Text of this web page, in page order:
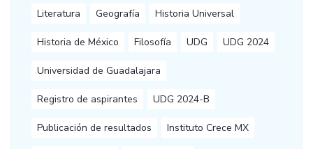
Literatura Geografía Historia Universal
Historia de México Filosofía UDG UDG 2024
Universidad de Guadalajara
Registro de aspirantes UDG 2024-B
Publicación de resultados Instituto Crece MX